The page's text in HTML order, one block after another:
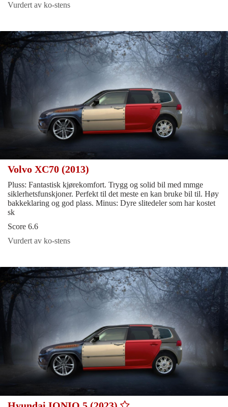
Vurdert av ko-stens
Volvo XC70 (2013)
Pluss: Fantastisk kjørekomfort. Trygg og solid bil med mmge
siklerhetsfunskjoner. Perfekt til det meste en kan bruke bil til. Høy
bakkeklaring og god plass. Minus: Dyre slitedeler som har kostet
sk
Score 6.6
Vurdert av ko-stens